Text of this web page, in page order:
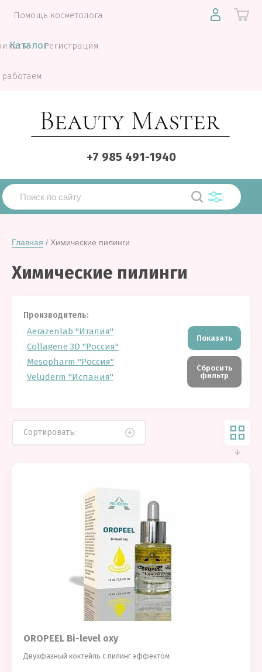
Каталог
Помощь косметолога
Регистрация
+7 985 491-1940
Главная / Химические пилинги
Химические пилинги
Производитель:
Aerazenlab "Италия"
Collagene 3D "Россия"
Mesopharm "Россия"
Veluderm "Испания"
Показать
Сбросить
фильтр
Сортировать:
OROPEEL Bi-level oxy
Двухфазный коктейль с пилинг эффектом